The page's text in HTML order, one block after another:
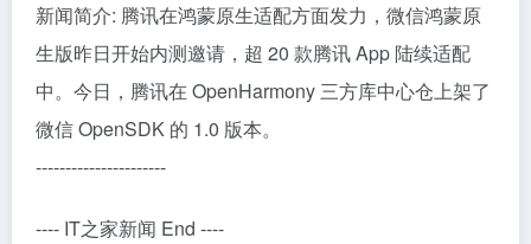
新闻简介: 腾讯在鸿蒙原生适配方面发力，微信鸿蒙原
生版昨日开始内测邀请，超 20 款腾讯 App 陆续适配
中。今日，腾讯在 OpenHarmony 三方库中心仓上架了
微信 OpenSDK 的 1.0 版本。
----------------------
---- IT之家新闻 End ----